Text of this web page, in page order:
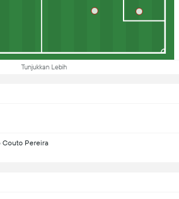
Tunjukkan Lebih
Couto Pereira